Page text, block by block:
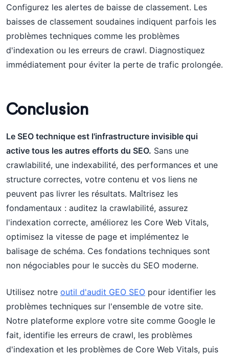
Configurez les alertes de baisse de classement. Les
baisses de classement soudaines indiquent parfois les
problèmes techniques comme les problèmes
d'indexation ou les erreurs de crawl. Diagnostiquez
immédiatement pour éviter la perte de trafic prolongée.
Conclusion
Le SEO technique est l'infrastructure invisible qui
active tous les autres efforts du SEO. Sans une
crawlabilité, une indexabilité, des performances et une
structure correctes, votre contenu et vos liens ne
peuvent pas livrer les résultats. Maîtrisez les
fondamentaux : auditez la crawlabilité, assurez
l'indexation correcte, améliorez les Core Web Vitals,
optimisez la vitesse de page et implémentez le
balisage de schéma. Ces fondations techniques sont
non négociables pour le succès du SEO moderne.
Utilisez notre outil d'audit GEO SEO pour identifier les
problèmes techniques sur l'ensemble de votre site.
Notre plateforme explore votre site comme Google le
fait, identifie les erreurs de crawl, les problèmes
d'indexation et les problèmes de Core Web Vitals, puis